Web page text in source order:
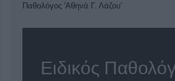
Παθολόγος 'Αθηνά Γ. Λάζου'
Ειδικός